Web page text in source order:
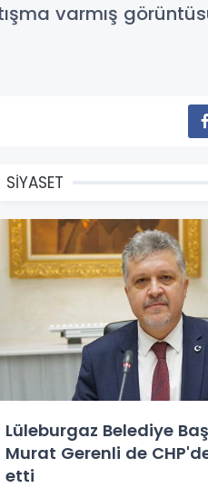
varmış
SİYASET
Lüleburgaz Belediye
Murat Gerenli de
etti